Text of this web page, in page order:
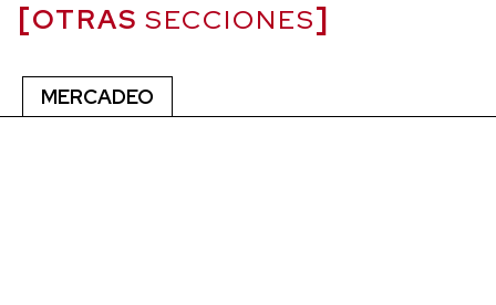
OTRAS SECCIONES
MERCADEO